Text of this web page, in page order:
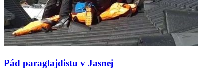
Pád paraglajdistu v Jasnej